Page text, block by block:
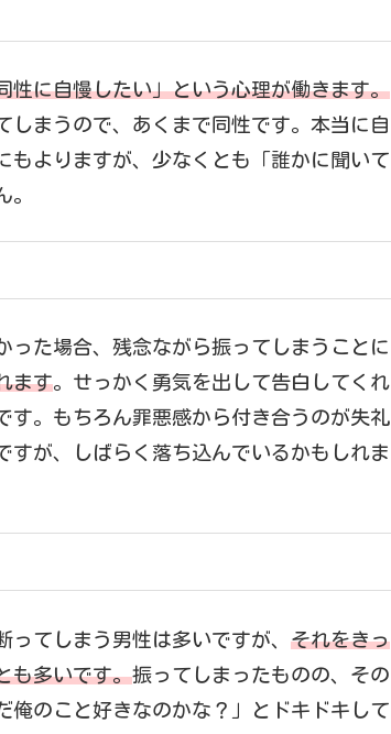
性に自慢したい」という心理が働きます。
しまうので、あくまで同性です。本当に自
もよりますが、少なくとも「誰かに聞いて
。
った場合、残念ながら振ってしまうことに
ます。せっかく勇気を出して告白してくれ
す。もちろん罪悪感から付き合うのが失礼
すが、しばらく落ち込んでいるかもしれま
てしまう男性は多いですが、 それをきっ
も多いです。振ってしまったものの、その
俺のこと好きなのかな？」とドキドキして